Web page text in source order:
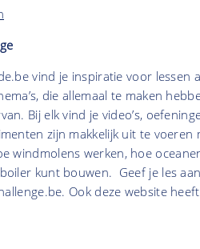
vind je inspiratie voor lessen
die allemaal te maken
Bij elk vind je video’s,
zijn makkelijk uit te voeren
windmolens werken, hoe
kunt bouwen. Geef je les
Ook deze website